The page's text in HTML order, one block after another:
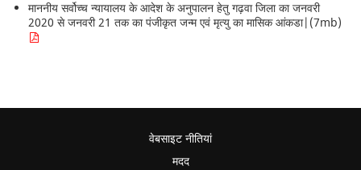
माननीय सर्वोच्च न्यायालय के आदेश के अनुपालन हेतु गढ़वा जिला का जनवरी
2020 से जनवरी 21 तक का पंजीकृत जन्म एवं मृत्यु का मासिक आंकडा|(7mb)
वेबसाइट नीतियां
मदद